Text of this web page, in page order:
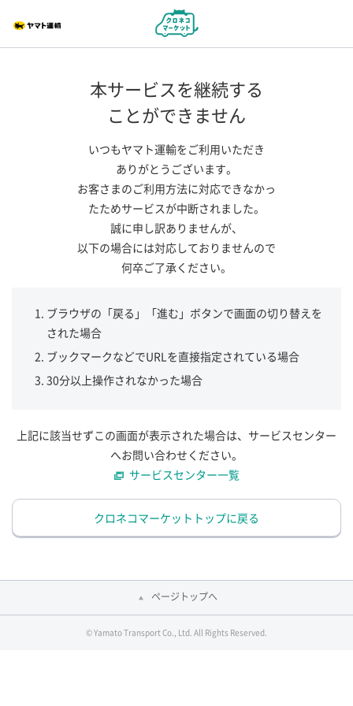
本サービスを継続する
ことができません
いつもヤマト運輸をご利用いただき
ありがとうございます。
お客さまのご利用方法に対応できなかっ
たためサービスが中断されました。
誠に申し訳ありませんが、
以下の場合には対応しておりませんので
何卒ご了承ください。
ブラウザの「戻る」「進む」ボタンで画面の切り替えを
された場合
ブックマークなどでURLを直接指定されている場合
30分以上操作されなかった場合
上記に該当せずこの画面が表示された場合は、サービスセンター
へお問い合わせください。
サービスセンター一覧
クロネコマーケットトップに戻る
ページトップへ
© Yamato Transport Co., Ltd. All Rights Reserved.